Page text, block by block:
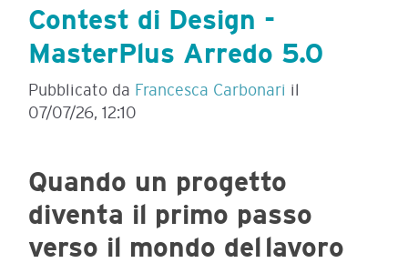
Contest di Design -
MasterPlus Arredo 5.0
Pubblicato da Francesca Carbonari il
07/07/26, 12:10
Quando un progetto
diventa il primo passo
verso il mondo del lavoro